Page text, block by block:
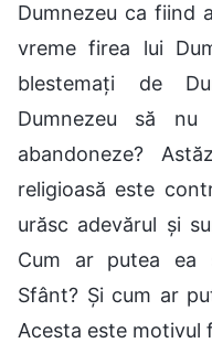
Dumnezeu ca fiind
vreme firea lui
blestemați de
Dumnezeu să
abandoneze?
religioasă este
urăsc adevărul și
Cum ar putea ea
Sfânt? Și cum ar
Acesta este motivul